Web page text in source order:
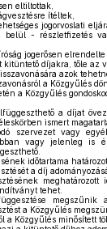
eltiltottak,
ítéltek,
jogorvoslati
belül - részletfizetés
jogerősen elrendelte
díjakra, tőle az
azok
a Közgyűlés
a Közgyűlés
a díjat
ismert
szervezet vagy
vagy jelenleg is
időtartama
a díj
tehet.
megszűnik
a Közgyűlés
Közgyűlés minősített